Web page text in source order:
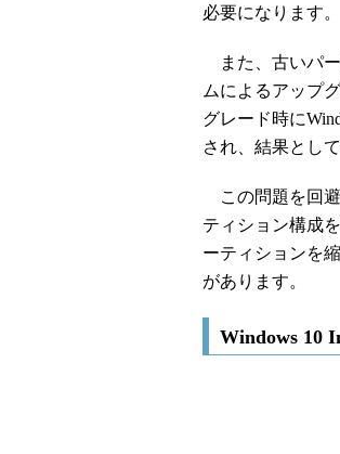
必要になります。
また、古いパー
ムによるアップ
グレード時に
され、結果とし
この問題を回避
ティション構成
ーティションを
があります。
Windows 10